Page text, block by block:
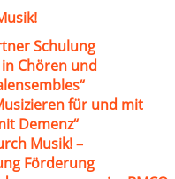
Schulung
Chören und
für und mit
Demenz“
Musik! –
Förderung